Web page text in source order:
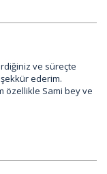
ve süreçte
ederim.
özellikle Sami bey ve